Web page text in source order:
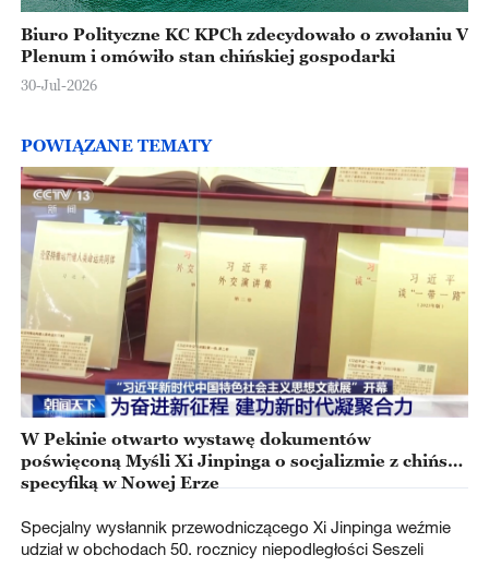
Biuro Polityczne KC KPCh zdecydowało o zwołaniu V
Plenum i omówiło stan chińskiej gospodarki
30-Jul-2026
POWIĄZANE TEMATY
W Pekinie otwarto wystawę dokumentów
poświęconą Myśli Xi Jinpinga o socjalizmie z chińską
specyfiką w Nowej Erze
Specjalny wysłannik przewodniczącego Xi Jinpinga weźmie
udział w obchodach 50. rocznicy niepodległości Seszeli